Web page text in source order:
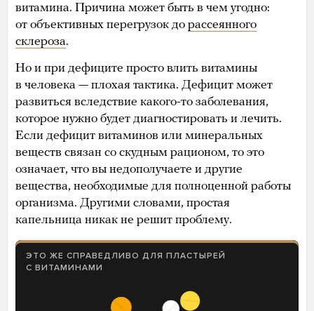
витамина. Причина может быть в чем угодно:
от объективных перегрузок до рассеянного
склероза.
Но и при дефиците просто влить витамины
в человека — плохая тактика. Дефицит может
развиться вследствие какого-то заболевания,
которое нужно будет диагностировать и лечить.
Если дефицит витаминов или минеральных
веществ связан со скудным рационом, то это
означает, что вы недополучаете и другие
вещества, необходимые для полноценной работы
организма. Другими словами, простая
капельница никак не решит проблему.
ЭТО ЖЕ СПРАВЕДЛИВО ДЛЯ ПЛАСТЫРЕЙ
С ВИТАМИНАМИ